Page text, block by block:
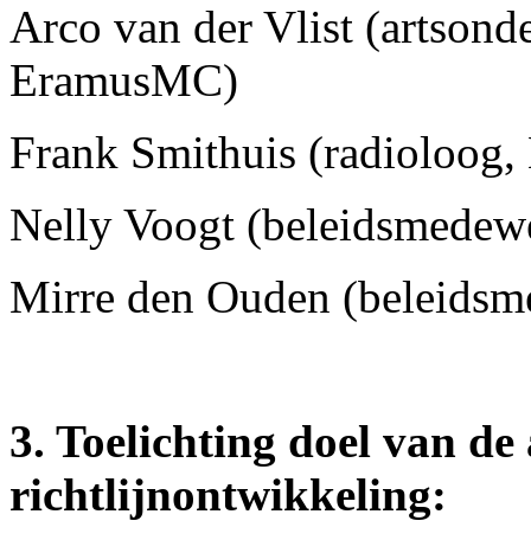
Arco van der Vlist
EramusMC)
Frank Smithuis
Nelly Voogt
Mirre den Ouden
3. Toelichting doel van de
richtlijnontwikkeling: